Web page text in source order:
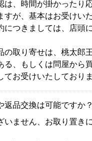
は、時間が掛かったり
すが、基本はお受けい
につきましては、店頭
の取り寄せは、桃太郎
る、もしくは問屋から
てお受けいたしておりま
返品交換は可能ですか？
いません、お取り置き